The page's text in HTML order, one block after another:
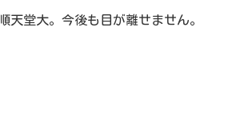
天堂大。今後も目が離せません。